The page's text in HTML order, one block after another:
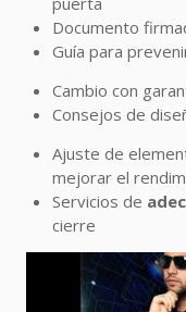
Documento
Guía para
Cambio con
Consejos de
Ajuste de
mejorar el
Servicios de
cierre